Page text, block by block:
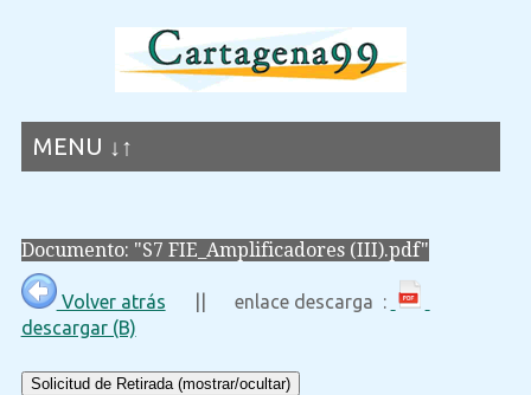
MENU ↓↑
Documento: "S7 FIE_Amplificadores (III).pdf"
Volver atrás || enlace descarga :
descargar (B)
Solicitud de Retirada (mostrar/ocultar)